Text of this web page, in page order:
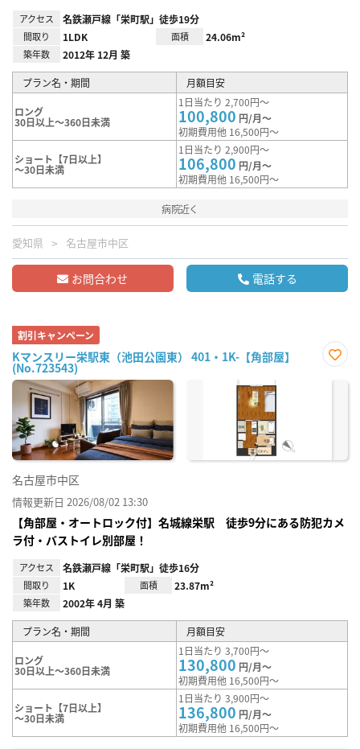
アクセス 名鉄瀬戸線「栄町駅」徒歩19分
間取り 1LDK 面積 24.06m²
築年数 2012年 12月 築
プラン名・期間 月額目安
ロング
30日以上～360日未満
1日当たり 2,700円～
100,800 円/月～
初期費用他 16,500円～
ショート【7日以上】
～30日未満
1日当たり 2,900円～
106,800 円/月～
初期費用他 16,500円～
病院近く
愛知県 名古屋市中区
お問合わせ 電話する
割引キャンペーン
Kマンスリー栄駅東（池田公園東） 401・1K-【角部屋】
(No.723543)
に入
名古屋市中区
情報更新日 2026/08/02 13:30
【角部屋・オートロック付】名城線栄駅 徒歩9分にある防犯カメ
ラ付・バストイレ別部屋！
アクセス 名鉄瀬戸線「栄町駅」徒歩16分
間取り 1K 面積 23.87m²
築年数 2002年 4月 築
プラン名・期間 月額目安
ロング
30日以上～360日未満
1日当たり 3,700円～
130,800 円/月～
初期費用他 16,500円～
ショート【7日以上】
～30日未満
1日当たり 3,900円～
136,800 円/月～
初期費用他 16,500円～